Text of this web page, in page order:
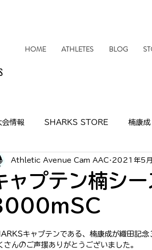
HOME ATHLETES BLOG
会情報 SHARKS STORE 楠康成
報 イベント情報 活動情報
CLUB 小林航央
SHARKS KIDS
ャプテン楠シ
Athletic Avenue Cam AAC 2021年5
キャプテンである、楠康成が織田記
さんのご声援ありがとうございました。